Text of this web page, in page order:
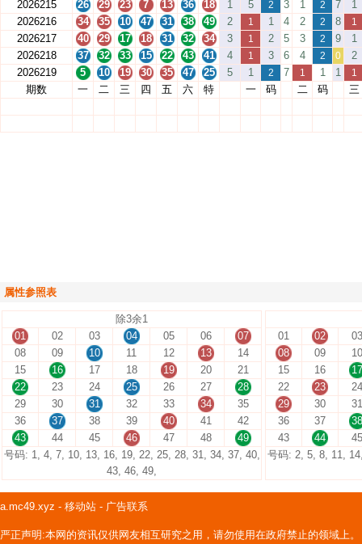
2026215 26 29 23 7 13 36 18 1 5 2 3 1 2 7
1
2026216
34 35 10 47 31 38 49 2 1 1 4 2 2 8 1
2026217 40 29 17 18 31 32 34 3 1 2 5 3 2 9
1
2026218
37 32 33 15 22 43 41 4 1 3 6 4 2 0
2
2026219
5 10 19 30 35 47 25 5 1 2 7 1 1 1 1
期数 一 二 三 四 五 六 特 一 码 二 码 三
属性参照表
除3余1
01
02 03 04 05 06
07
08
09 10 11 12 13
14
15
16 17 18 19 20
21
22
23 24 25 26 27
28
29
30 31 32 33 34
35
36
37 38 39 40 41
42
43
44 45 46 47 48
49
号码: 1, 4, 7, 10, 13, 16, 19, 22, 25, 28, 31, 34, 37, 40,
43, 46, 49,
01 02
03
08
09
10
15
16
17
22
23
24
29
30
31
36
37
38
43
44
45
号码: 2, 5, 8, 11,
a.mc49.xyz - 移动站 - 广告联系
严正声明:本网的资讯仅供网友相互研究之用，请勿使用在政府禁止的领域上。